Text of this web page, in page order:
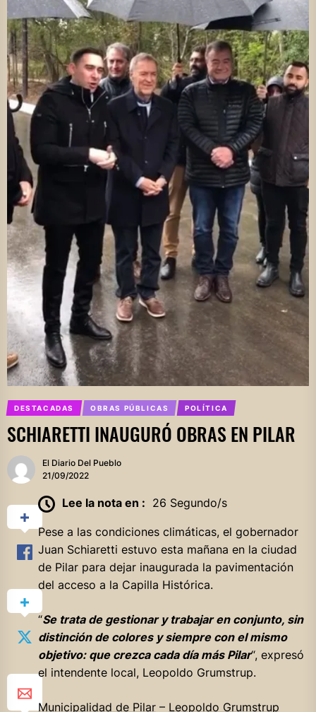
DESTACADAS OBRAS PÚBLICAS POLÍTICA
SCHIARETTI INAUGURÓ OBRAS EN PILAR
El Diario Del Pueblo
21/09/2022
Lee la nota en : 26 Segundo/s
Pese a las condiciones climáticas, el gobernador
Juan Schiaretti estuvo esta mañana en la ciudad
de Pilar para dejar inaugurada la pavimentación
del acceso a la Capilla Histórica.
“Se trata de gestionar y trabajar en conjunto, sin
distinción de colores y siempre con el mismo
objetivo: que crezca cada día más Pilar“, expresó
el intendente local, Leopoldo Grumstrup.
Municipalidad de Pilar– Leopoldo Grumstrup